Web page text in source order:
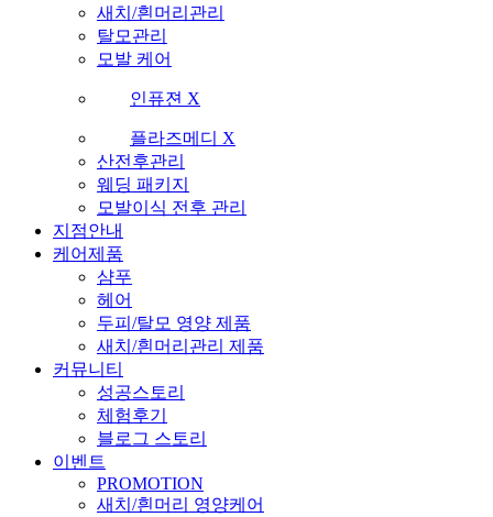
새치/흰머리관리
탈모관리
모발 케어
인퓨젼 X
플라즈메디 X
산전후관리
웨딩 패키지
모발이식 전후 관리
지점안내
케어제품
샴푸
헤어
두피/탈모 영양 제품
새치/흰머리관리 제품
커뮤니티
성공스토리
체험후기
블로그 스토리
이벤트
PROMOTION
새치/흰머리 영양케어